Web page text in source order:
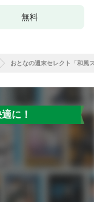
無料
おとなの週末セレクト「和風
に！